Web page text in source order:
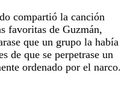
compartió la canción
favoritas de Guzmán,
que un grupo la había
de que se perpetrase un
ordenado por el narco.